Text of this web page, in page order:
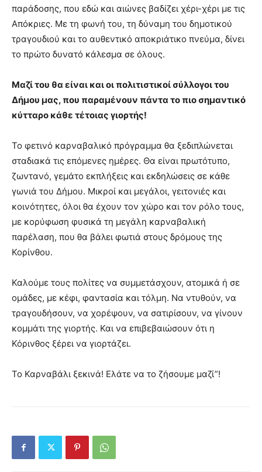
παράδοσης, που εδώ και αιώνες βαδίζει χέρι-χέρι με τις
Απόκριες. Με τη φωνή του, τη δύναμη του δημοτικού
τραγουδιού και το αυθεντικό αποκριάτικο πνεύμα, δίνει
το πρώτο δυνατό κάλεσμα σε όλους.
Μαζί του θα είναι και οι πολιτιστικοί σύλλογοι του
Δήμου μας, που παραμένουν πάντα το πιο σημαντικό
κύτταρο κάθε τέτοιας γιορτής!
Το φετινό καρναβαλικό πρόγραμμα θα ξεδιπλώνεται
σταδιακά τις επόμενες ημέρες. Θα είναι πρωτότυπο,
ζωντανό, γεμάτο εκπλήξεις και εκδηλώσεις σε κάθε
γωνιά του Δήμου. Μικροί και μεγάλοι, γειτονιές και
κοινότητες, όλοι θα έχουν τον χώρο και τον ρόλο τους,
με κορύφωση φυσικά τη μεγάλη καρναβαλική
παρέλαση, που θα βάλει φωτιά στους δρόμους της
Κορίνθου.
Καλούμε τους πολίτες να συμμετάσχουν, ατομικά ή σε
ομάδες, με κέφι, φαντασία και τόλμη. Να ντυθούν, να
τραγουδήσουν, να χορέψουν, να σατιρίσουν, να γίνουν
κομμάτι της γιορτής. Και να επιβεβαιώσουν ότι η
Κόρινθος ξέρει να γιορτάζει.
Το Καρναβάλι ξεκινά! Ελάτε να το ζήσουμε μαζί”!